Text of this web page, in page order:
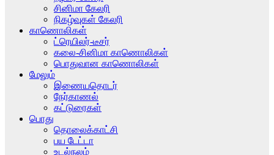
சினிமா கேலரி
நிகழ்வுகள் கேலரி
காணொலிகள்
ட்ரெயிலர்-டீசர்
கலை-சினிமா காணொலிகள்
பொதுவான காணொலிகள்
மேலும்
இணையதொடர்
நேர்காணல்
கட்டுரைகள்
பொது
தொலைக்காட்சி
பய டேட்டா
உடல்நலம்